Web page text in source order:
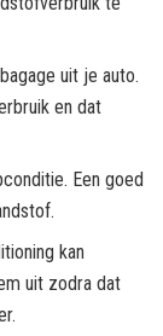
uit je auto.
en dat
Een goed
kan
uit zodra dat